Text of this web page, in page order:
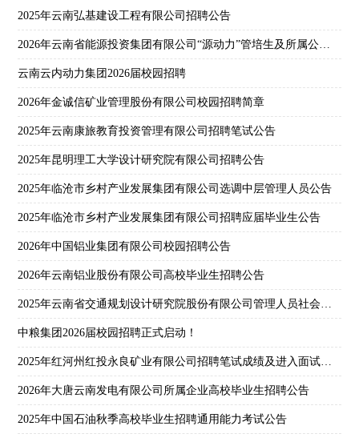
2025年云南弘基建设工程有限公司招聘公告
2026年云南省能源投资集团有限公司“源动力”管培生及所属公司校园招聘公告
云南云内动力集团2026届校园招聘
2026年金诚信矿业管理股份有限公司校园招聘简章
2025年云南康旅教育投资管理有限公司招聘笔试公告
2025年昆明理工大学设计研究院有限公司招聘公告
2025年临沧市乡村产业发展集团有限公司选调中层管理人员公告
2025年临沧市乡村产业发展集团有限公司招聘应届毕业生公告
2026年中国铝业集团有限公司校园招聘公告
2026年云南铝业股份有限公司高校毕业生招聘公告
2025年云南省交通规划设计研究院股份有限公司管理人员社会招聘公告
中粮集团2026届校园招聘正式启动！
2025年红河州红投永良矿业有限公司招聘笔试成绩及进入面试人员名单公示
2026年大唐云南发电有限公司所属企业高校毕业生招聘公告
2025年中国石油秋季高校毕业生招聘通用能力考试公告